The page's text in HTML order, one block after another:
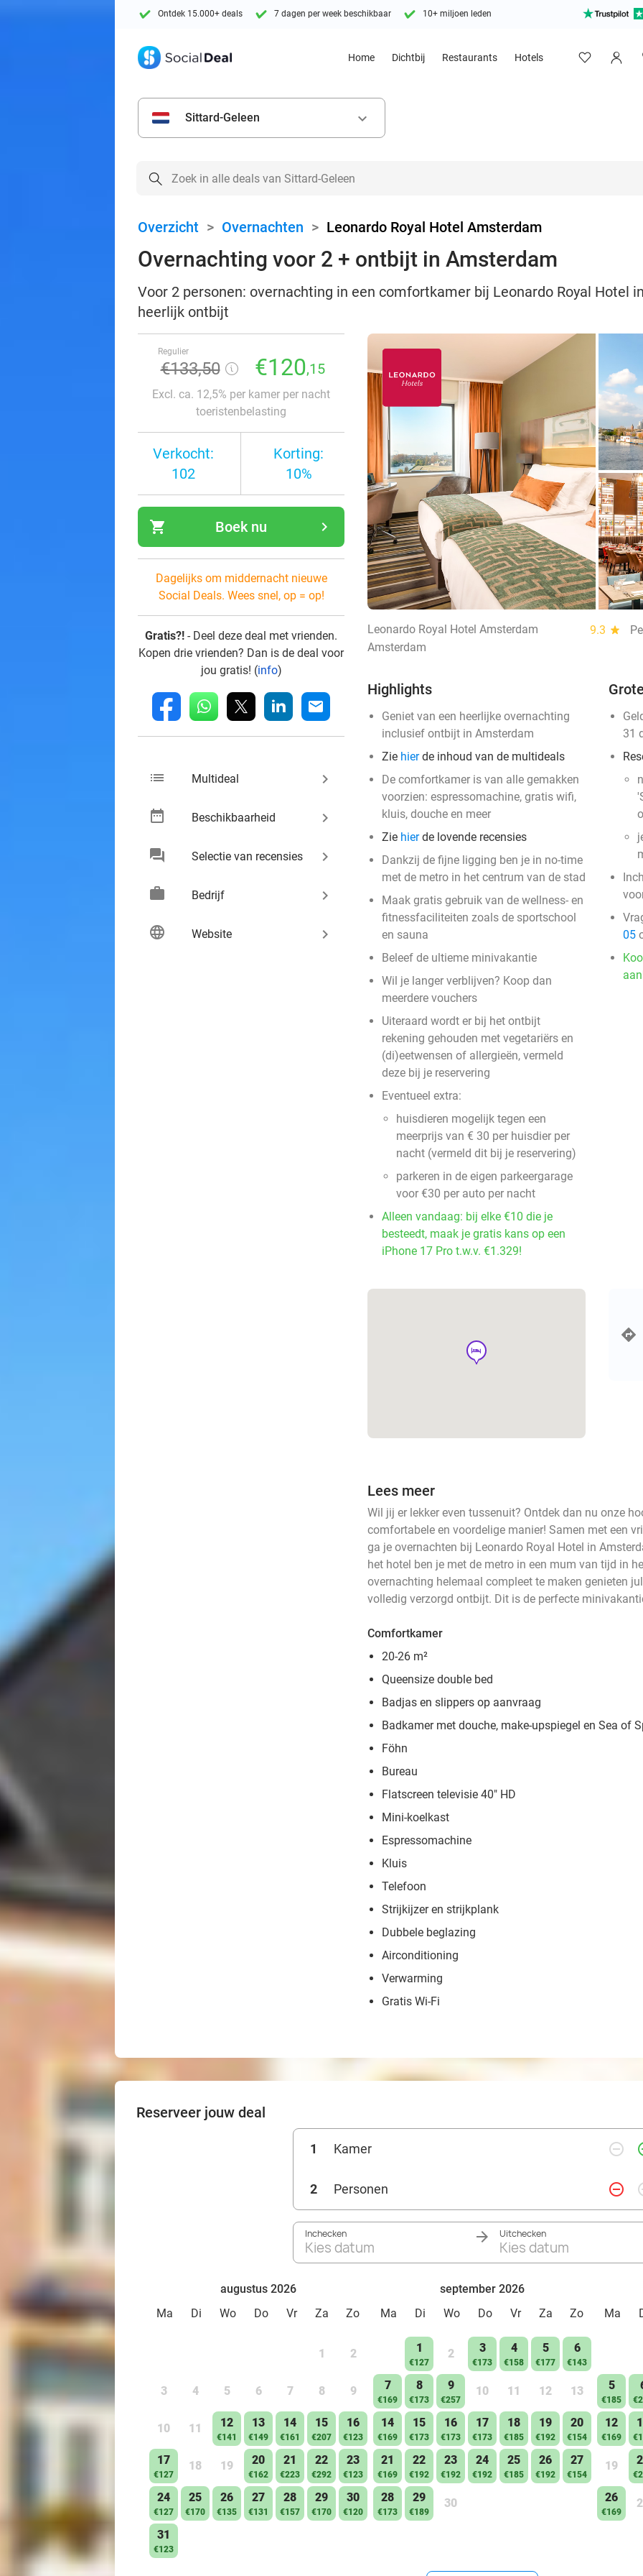
Ontdek 15.000+ deals 7 dagen per week beschikbaar 10+ miljoen leden
Home Dichtbij Restaurants Hotels
Sittard-Geleen keyboard_arrow_down
Overzicht > Overnachten > Leonardo Royal Hotel Amsterdam
Overnachting voor 2 + ontbijt in Amsterdam
Voor 2 personen: overnachting in een comfortkamer bij Leonardo Royal Hotel
heerlijk ontbijt
Regulier
€133,50 €120,15
Excl. ca. 12,5% per kamer per nacht
toeristenbelasting
Verkocht:
102
Korting:
10%
shopping_cart navigate_next
Boek nu
Dagelijks om middernacht nieuwe
Social Deals. Wees snel, op = op!
Gratis?! - Deel deze deal met vrienden.
Kopen drie vrienden? Dan is de deal voor
jou gratis! (info)
fb whatsapp linkedin mail
list Multideal keyboard_arrow_right
date_range Beschikbaarheid keyboard_arrow_right
chat Selectie van recensies keyboard_arrow_right
work Bedrijf keyboard_arrow_right
language Website keyboard_arrow_right
Leonardo Royal Hotel Amsterdam 9.3 star
Amsterdam
Highlights
Geniet van een heerlijke overnachting
inclusief ontbijt in Amsterdam
Zie hierde inhoud van de multideals
De comfortkamer is van alle gemakken
voorzien: espressomachine, gratis wifi,
kluis, douche en meer
Zie hierde lovende recensies
Dankzij de fijne ligging ben je in no-time
met de metro in het centrum van de stad
Maak gratis gebruik van de wellness- en
fitnessfaciliteiten zoals de sportschool
en sauna
Beleef de ultieme minivakantie
Wil je langer verblijven? Koop dan
meerdere vouchers
Uiteraard wordt er bij het ontbijt
rekening gehouden met vegetariërs en
(di)eetwensen of allergieën, vermeld
deze bij je reservering
Eventueel extra:
huisdieren mogelijk tegen een
meerprijs van € 30 per huisdier per
nacht (vermeld dit bij je reservering)
parkeren in de eigen parkeergarage
voor €30 per auto per nacht
Alleen vandaag: bij elke €10 die je
besteedt, maak je gratis kans op een
iPhone 17 Pro t.w.v. €1.329!
31
05
hotel
Lees meer
Wil jij er lekker even tussenuit? Ontdek dan nu onze
comfortabele en voordelige manier! Samen met een
ga je overnachten bij Leonardo Royal Hotel in
het hotel ben je met de metro in een mum van tijd in
overnachting helemaal compleet te maken genieten
volledig verzorgd ontbijt. Dit is de perfecte
Comfortkamer
20-26 m²
Queensize double bed
Badjas en slippers op aanvraag
Badkamer met douche, make-upspiegel en Sea of
Föhn
Bureau
Flatscreen televisie 40" HD
Mini-koelkast
Espressomachine
Kluis
Telefoon
Strijkijzer en strijkplank
Dubbele beglazing
Airconditioning
Verwarming
Gratis Wi-Fi
Reserveer jouw deal
1 Kamer remove_circle_outline
2 Personen remove_circle_outline
Inchecken
Kies datum
Uitchecken
Kies datum
augustus 2026
Ma
Di Wo Do Vr Za Zo
1 2
3 4 5 6 7 8 9
10 11 12
€141
13
€149
14
€161
15
€207
16
€123
17
€127
18 19 20
€162
21
€223
22
€292
23
€123
24
€127
25
€170
26
€135
27
€131
28
€157
29
€170
30
€120
31
€123
september 2026
Ma
Di Wo Do Vr Za Zo
1
€127
2 3
€173
4
€158
5
€177
6
€143
7
€169
8
€173
9
€257
10 11 12 13
14
€169
15
€173
16
€173
17
€173
18
€185
19
€192
20
€154
21
€169
22
€192
23
€192
24
€192
25
€185
26
€192
27
€154
28
€173
29
€189
30
Ma
5
€185
12
€169
19
26
€169